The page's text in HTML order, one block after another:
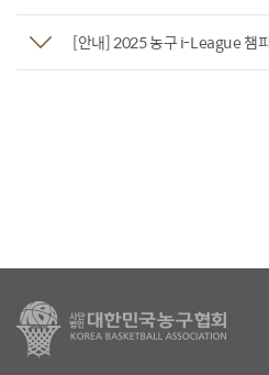
[안내] 2025 농구 i-League 챔